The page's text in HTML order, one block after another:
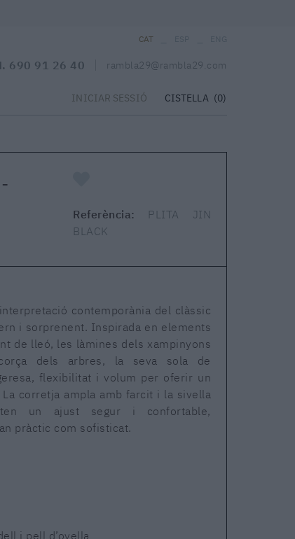
CAT
690 91 26 40 rambla29@rambla29.com
INICIAR SESSIÓ CISTELLA (0)
Referència: PLITA JIN
BLACK
contemporània del clàssic
i sorprenent. Inspirada en elements
de lleó, les làmines dels xampinyons
dels arbres, la seva sola de
flexibilitat i volum per oferir un
corretja ampla amb farcit i la sivella
un ajust segur i confortable,
pràctic com sofisticat.
i pell d’ovella